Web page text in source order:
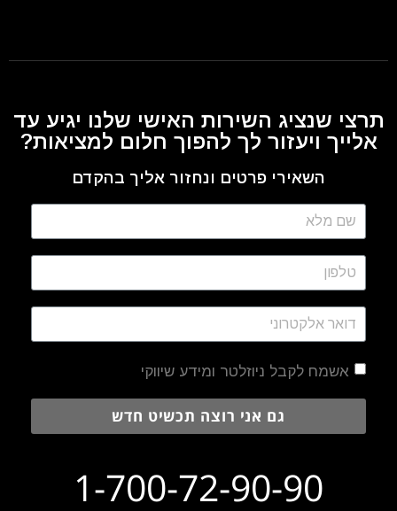
תרצי שנציג השירות האישי שלנו יגיע עד
אלייך ויעזור לך להפוך חלום למציאות?
השאירי פרטים ונחזור אליך בהקדם
אשמח לקבל ניוזלטר ומידע שיווקי
גם אני רוצה תכשיט חדש
1-700-72-90-90